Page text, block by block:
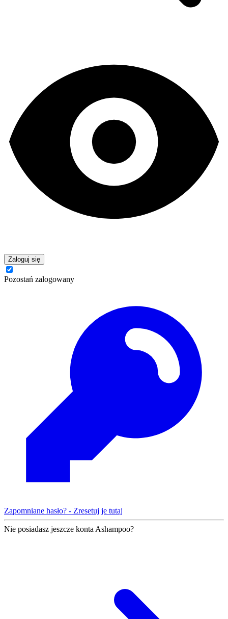
Zaloguj się
Pozostań zalogowany
Zapomniane hasło? - Zresetuj je tutaj
Nie posiadasz jeszcze konta Ashampoo?